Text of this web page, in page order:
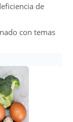
de
con temas